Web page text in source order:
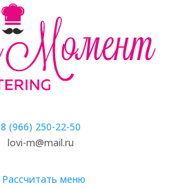
8 (966) 250-22-50
lovi-m@mail.ru
Рассчитать меню